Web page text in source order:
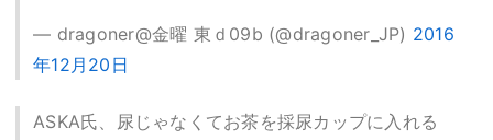
— dragoner@金曜 東ｄ09b (@dragoner_JP) 2016
年12月20日
ASKA氏、尿じゃなくてお茶を採尿カップに入れる